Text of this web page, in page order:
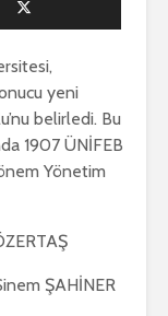
yeni
belirledi. Bu
1907 ÜNİFEB
Yönetim
ŞAHİNER